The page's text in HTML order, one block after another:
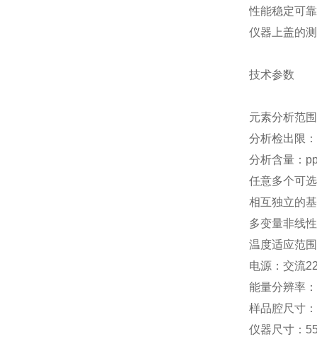
性能稳定可
仪器上盖的
技术参数
元素分析范
分析检出限
分析含量：
任意多个可
相互独立的
多变量非线
温度适应范
电源：交流
能量分辨率
样品腔尺寸
仪器尺寸：